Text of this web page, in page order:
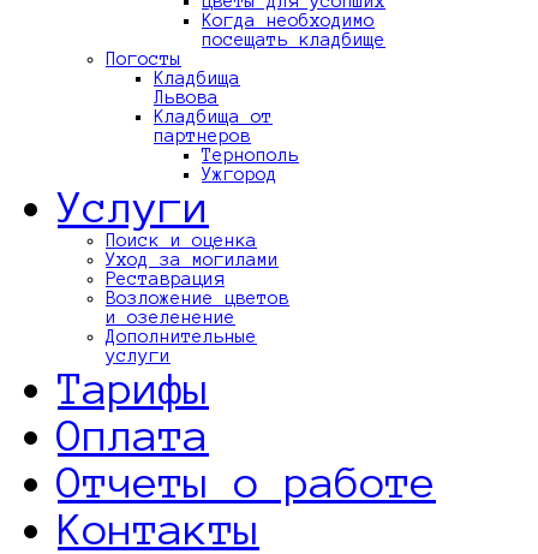
Когда необходимо
посещать кладбище
Погосты
Кладбища
Львова
Кладбища от
партнеров
Тернополь
Ужгород
Услуги
Поиск и оценка
Уход за могилами
Реставрация
Возложение цветов
и озеленение
Дополнительные
услуги
Тарифы
Оплата
Отчеты о работе
Контакты